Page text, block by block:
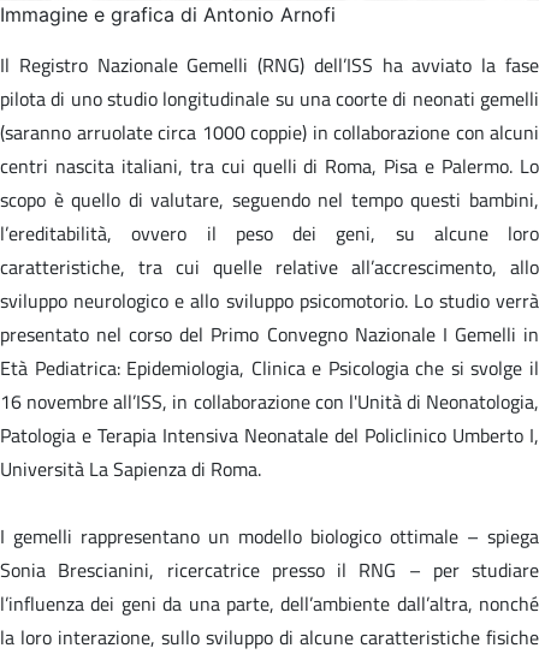
Immagine e grafica di Antonio Arnofi
Il Registro Nazionale Gemelli (RNG) dell’ISS ha avviato la fase
pilota di uno studio longitudinale su una coorte di neonati gemelli
(saranno arruolate circa 1000 coppie) in collaborazione con alcuni
centri nascita italiani, tra cui quelli di Roma, Pisa e Palermo. Lo
scopo è quello di valutare, seguendo nel tempo questi bambini,
l’ereditabilità, ovvero il peso dei geni, su alcune loro
caratteristiche, tra cui quelle relative all’accrescimento, allo
sviluppo neurologico e allo sviluppo psicomotorio. Lo studio verrà
presentato nel corso del Primo Convegno Nazionale I Gemelli in
Età Pediatrica: Epidemiologia, Clinica e Psicologia che si svolge il
16 novembre all’ISS, in collaborazione con l'Unità di Neonatologia,
Patologia e Terapia Intensiva Neonatale del Policlinico Umberto I,
Università La Sapienza di Roma.
I gemelli rappresentano un modello biologico ottimale – spiega
Sonia Brescianini, ricercatrice presso il RNG – per studiare
l’influenza dei geni da una parte, dell’ambiente dall’altra, nonché
la loro interazione, sullo sviluppo di alcune caratteristiche fisiche